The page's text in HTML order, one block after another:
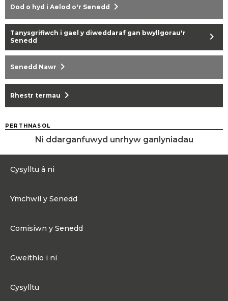
Dod o hyd i Aelod o'r Senedd chevron_right
Tanysgrifiwch i gael y diweddaraf gan bwyllgorau'r
Senedd
chevron_right
Senedd Nawr chevron_right
Rhestr termau chevron_right
PERTHNASOL
Ni ddarganfuwyd unrhyw ganlyniadau
Cysylltu â ni
Cysylltu â Senedd Cymru
Ymchwil y Senedd
Comisiwn y Senedd
Fframwaith Llywodraethu Corfforaethol y Comisiwn
Gweithio i ni
Cysylltu